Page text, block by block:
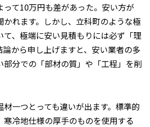
て10万円も差があった。安い方が
かれます。しかし、立科町のような極
、極端に安い見積もりには必ず「理
から申し上げますと、安い業者の多
部分での「部材の質」や「工程」を削
一つとっても違いが出ます。標準的
寒冷地仕様の厚手のものを使用する